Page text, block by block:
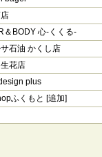
＆BODY 心-くくる-
石油 かくし店
花店
plus
ふくもと [追加]